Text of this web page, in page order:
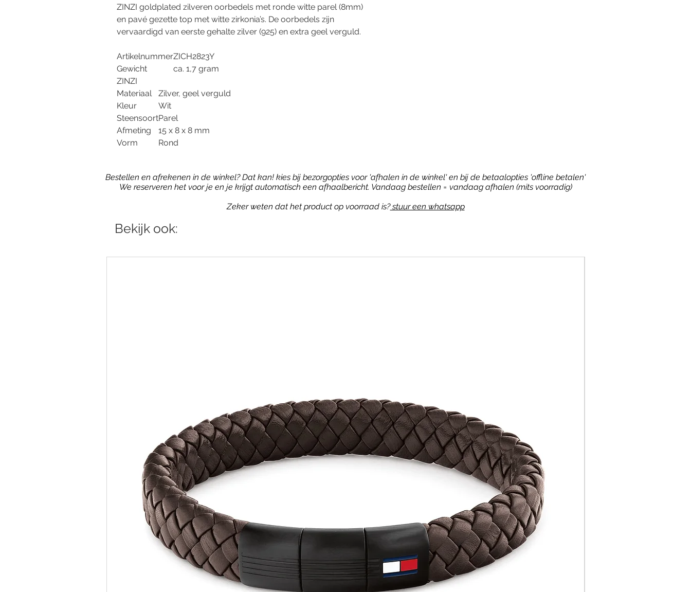
ZINZI goldplated zilveren oorbedels met ronde witte parel (8mm)
en pavé gezette top met witte zirkonia’s. De oorbedels zijn
vervaardigd van eerste gehalte zilver (925) en extra geel verguld.
ArtikelnummerZICH2823Y
Gewicht
ca. 1,7 gram
ZINZI
Materiaal
Zilver, geel verguld
Kleur
Wit
SteensoortParel
Afmeting
15 x 8 x 8 mm
Vorm
Rond
Bestellen en afrekenen in de winkel? Dat kan! kies bij bezorgopties voor 'afhalen in de winkel' en bij de betaalopties 'offline betalen'
We reserveren het voor je en je krijgt automatisch een afhaalbericht. Vandaag bestellen = vandaag afhalen (mits voorradig)
Zeker weten dat het product op voorraad is?stuur een whatsapp
Bekijk ook: